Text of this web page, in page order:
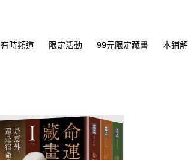
有時頻道 限定活動 99元限定藏書 本鋪